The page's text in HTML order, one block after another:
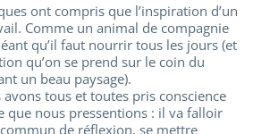
ont compris que l’inspiration d’un
Comme un animal de compagnie
qu’il faut nourrir tous les jours (et
qu’on se prend sur le coin du
un beau paysage).
avons tous et toutes pris conscience
que nous pressentions : il va falloir
de réflexion, se mettre